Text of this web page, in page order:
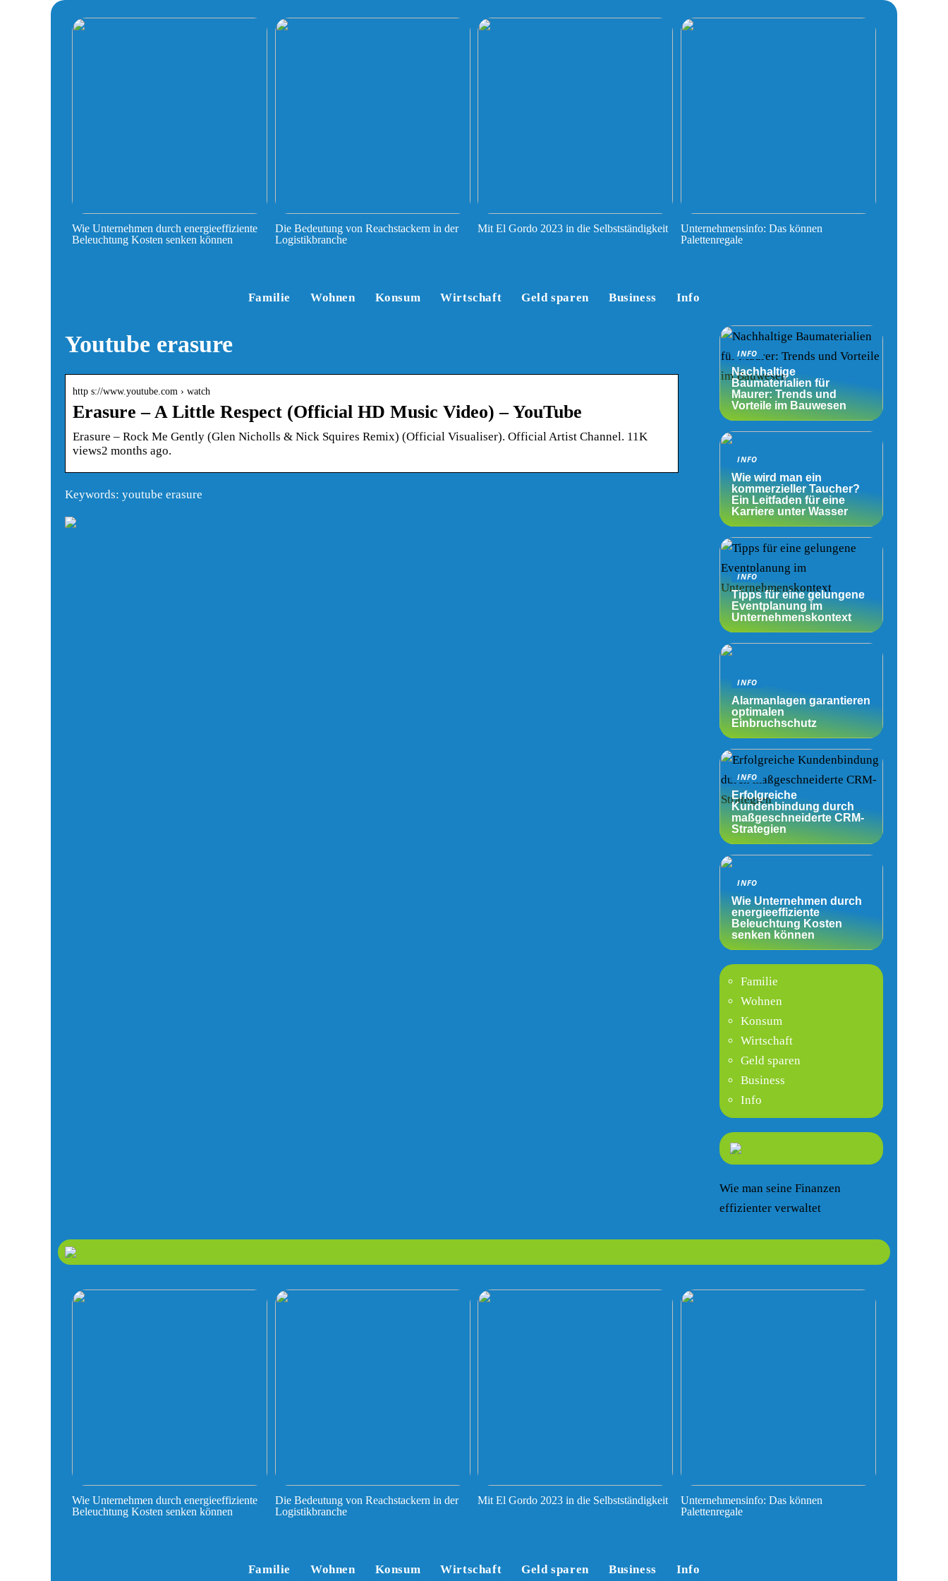
Wie Unternehmen durch energieeffiziente
Beleuchtung Kosten senken können
Die Bedeutung von Reachstackern in der
Logistikbranche
Mit El Gordo 2023 in die Selbstständigkeit
Unternehmensinfo: Das können
Palettenregale
Familie Wohnen Konsum Wirtschaft Geld sparen Business Info
Youtube erasure
http s://www.youtube.com › watch
Erasure – A Little Respect (Official HD Music Video) – YouTube
Erasure – Rock Me Gently (Glen Nicholls & Nick Squires Remix) (Official Visualiser). Official Artist Channel. 11K
views2 months ago.
Keywords: youtube erasure
INFO
Nachhaltige
Baumaterialien für
Maurer: Trends und
Vorteile im Bauwesen
INFO
Wie wird man ein
kommerzieller Taucher?
Ein Leitfaden für eine
Karriere unter Wasser
INFO
Tipps für eine gelungene
Eventplanung im
Unternehmenskontext
INFO
Alarmanlagen garantieren
optimalen
Einbruchschutz
INFO
Erfolgreiche
Kundenbindung durch
maßgeschneiderte CRM-
Strategien
INFO
Wie Unternehmen durch
energieeffiziente
Beleuchtung Kosten
senken können
Familie
Wohnen
Konsum
Wirtschaft
Geld sparen
Business
Info
Wie man seine Finanzen
effizienter verwaltet
Wie Unternehmen durch energieeffiziente
Beleuchtung Kosten senken können
Die Bedeutung von Reachstackern in der
Logistikbranche
Mit El Gordo 2023 in die Selbstständigkeit
Unternehmensinfo: Das können
Palettenregale
Familie Wohnen Konsum Wirtschaft Geld sparen Business Info